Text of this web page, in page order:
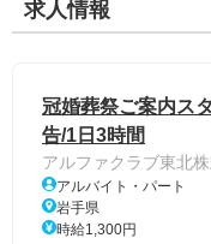
求人情報
冠婚葬祭ご案内ス
告/1日3時間
アルファクラブ東北
アルバイト・パート
岩手県
時給1,300円